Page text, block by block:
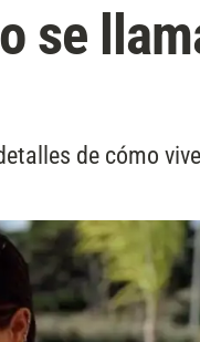
se
de cómo